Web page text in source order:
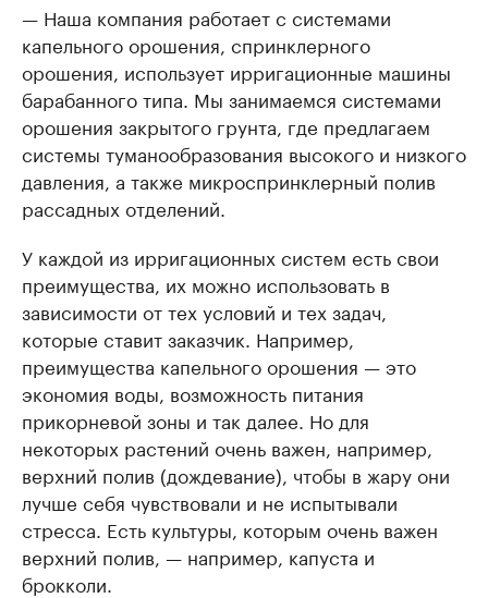
— Наша компания работает с системами
капельного орошения, спринклерного
орошения, использует ирригационные машины
барабанного типа. Мы занимаемся системами
орошения закрытого грунта, где предлагаем
системы туманообразования высокого и низкого
давления, а также микроспринклерный полив
рассадных отделений.
У каждой из ирригационных систем есть свои
преимущества, их можно использовать в
зависимости от тех условий и тех задач,
которые ставит заказчик. Например,
преимущества капельного орошения — это
экономия воды, возможность питания
прикорневой зоны и так далее. Но для
некоторых растений очень важен, например,
верхний полив (дождевание), чтобы в жару они
лучше себя чувствовали и не испытывали
стресса. Есть культуры, которым очень важен
верхний полив, — например, капуста и
брокколи.